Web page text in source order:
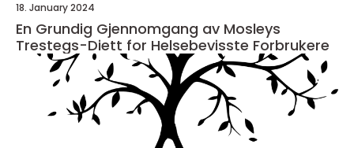
18. January 2024
En Grundig Gjennomgang av Mosleys
Trestegs-Diett for Helsebevisste Forbrukere